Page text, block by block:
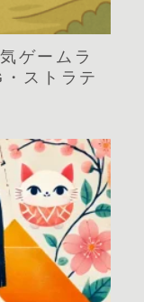
ゲームラ
ストラテ